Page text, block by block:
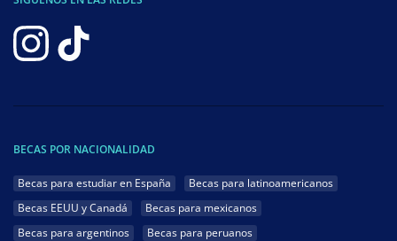
BECAS POR NACIONALIDAD
Becas para estudiar en España
Becas para latinoamericanos
Becas EEUU y Canadá
Becas para mexicanos
Becas para argentinos
Becas para peruanos